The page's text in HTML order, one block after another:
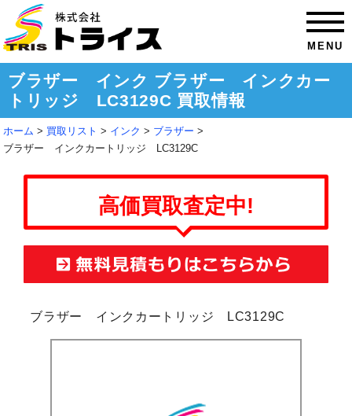
MENU
ブラザー インク ブラザー インクカー
トリッジ LC3129C 買取情報
ホーム 買取リスト インク
ブラザー
ブラザー インクカートリッジ LC3129C
高価買取査定中!
ブラザー インクカートリッジ LC3129C